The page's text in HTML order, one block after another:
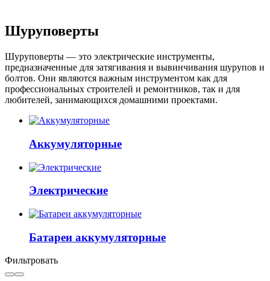
Шуруповерты
Шуруповерты — это электрические инструменты,
предназначенные для затягивания и вывинчивания шурупов и
болтов. Они являются важным инструментом как для
профессиональных строителей и ремонтников, так и для
любителей, занимающихся домашними проектами.
Аккумуляторные
Электрические
Батареи аккумуляторные
Фильтровать